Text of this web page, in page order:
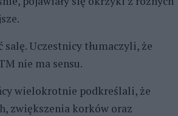
salę. Uczestnicy tłumaczyli, że
nie ma sensu.
wielokrotnie podkreślali, że
zwiększenia korków oraz